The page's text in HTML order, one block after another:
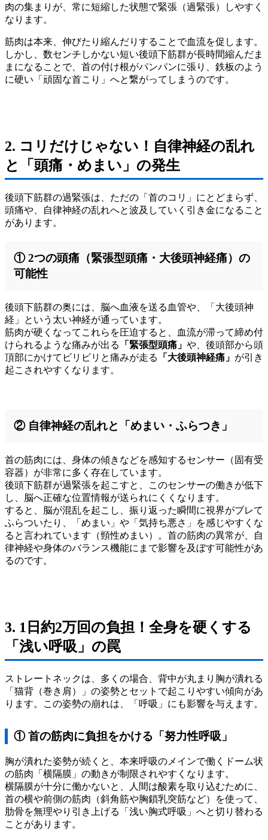
肉の集まりが、常に短縮した状態で緊張（過緊張）しやすく
なります。
筋肉は本来、伸びたり縮んだりすることで血流を促します。
しかし、数センチしかない短い後頭下筋群が長時間縮んだま
まになることで、首の付け根がパンパンに張り、鉄板のよう
に硬い「頑固な首こり」へと繋がってしまうのです。
2. コリだけじゃない！自律神経の乱れ
と「頭痛・めまい」の発生
後頭下筋群の過緊張は、ただの「首のコリ」にとどまらず、
頭痛や、自律神経の乱れへと波及していく引き金になること
があります。
① 2つの頭痛（緊張型頭痛・大後頭神経痛）の
可能性
後頭下筋群の奥には、脳へ血液を送る血管や、「大後頭神
経」という太い神経が通っています。
筋肉が硬くなってこれらを圧迫すると、血流が滞って締め付
けられるような痛みが出る
「緊張型頭痛」 や、後頭部から頭
頂部にかけてビリビリと痛みが走る
「大後頭神経痛」 が引き
起こされやすくなります。
② 自律神経の乱れと「めまい・ふらつき」
首の筋肉には、身体の傾きなどを感知するセンサー（固有受
容器）が非常に多く存在しています。
後頭下筋群が過緊張を起こすと、このセンサーの働きが低下
し、脳へ正確な位置情報が送られにくくなります。
すると、脳が混乱を起こし、振り返った瞬間に視界がブレて
ふらついたり、「めまい」や「気持ち悪さ」を感じやすくな
ると言われています（頸性めまい）。首の筋肉の異常が、自
律神経や身体のバランス機能にまで影響を及ぼす可能性があ
るのです。
3. 1日約2万回の負担！全身を硬くする
「浅い呼吸」の罠
ストレートネックは、多くの場合、背中が丸まり胸が潰れる
「猫背（巻き肩）」の姿勢とセットで起こりやすい傾向があ
ります。この姿勢の崩れは、「呼吸」にも影響を与えます。
① 首の筋肉に負担をかける「努力性呼吸」
胸が潰れた姿勢が続くと、本来呼吸のメインで働くドーム状
の筋肉「横隔膜」の動きが制限されやすくなります。
横隔膜が十分に働かないと、人間は酸素を取り込むために、
首の横や前側の筋肉（斜角筋や胸鎖乳突筋など）を使って、
肋骨を無理やり引き上げる「浅い胸式呼吸」へと切り替わる
ことがあります。